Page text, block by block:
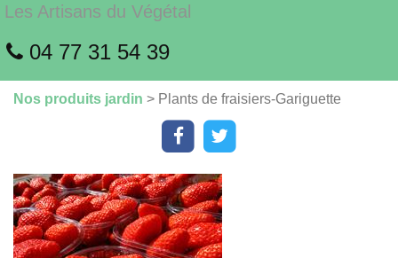
Les Artisans du Végétal
04 77 31 54 39
Nos produits jardin > Plants de fraisiers-Gariguette